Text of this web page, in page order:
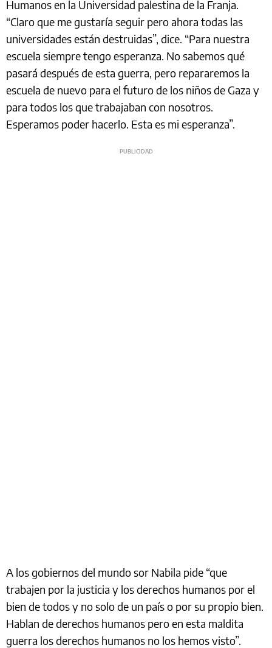
Humanos en la Universidad palestina de la Franja.
“Claro que me gustaría seguir pero ahora todas las
universidades están destruidas”, dice. “Para nuestra
escuela siempre tengo esperanza. No sabemos qué
pasará después de esta guerra, pero repararemos la
escuela de nuevo para el futuro de los niños de Gaza y
para todos los que trabajaban con nosotros.
Esperamos poder hacerlo. Esta es mi esperanza”.
A los gobiernos del mundo sor Nabila pide “que
trabajen por la justicia y los derechos humanos por el
bien de todos y no solo de un país o por su propio bien.
Hablan de derechos humanos pero en esta maldita
guerra los derechos humanos no los hemos visto”.